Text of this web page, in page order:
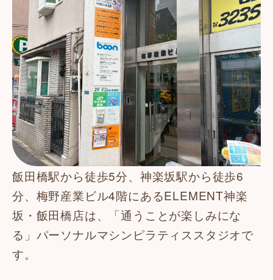
飯田橋駅から徒歩5分、神楽坂駅から徒歩6
分、梅野産業ビル4階にあるELEMENT神楽
坂・飯田橋店は、「通うことが楽しみにな
る」パーソナルマシンピラティススタジオで
す。